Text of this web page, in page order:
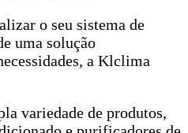
o seu sistema de
uma solução
a Klclima
variedade de produtos,